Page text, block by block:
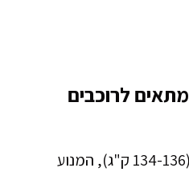
האם ה-JET 14 EVO מתאים לרוכבים
בהחלט כן. המשקל הסביר (134-136 ק"ג), המנוע